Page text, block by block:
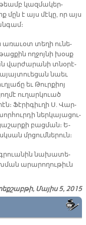
կազ­մա­կեր­
է այս մէ­կը, որ այս
ա­ռա­ւօտ տե­ղի ու­նե­
ող­ջոյ­նի խօսք
վար­ժա­րա­նի տնօ­րէ­
նաեւ
եւ Թուր­քիոյ
ու­ղար­կուած
Ֆէ­րի­գիւ­ղի Ս. Վար­
ներ­կա­յա­ցու­
բաց­ման։ Ե­
մրցում­նե­րուն։
նա­խա­տե­
ա­րա­րո­ղու­թիւն
Մայիս 5, 2015